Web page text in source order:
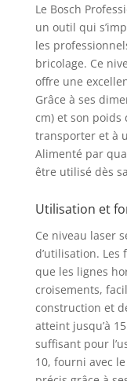
Le Bosch
un outil qui
les
bricolage. Ce
offre une
Grâce à ses
cm) et son poids
transporter et à
Alimenté par
être utilisé dès
Utilisation et
Ce niveau laser
d’utilisation.
que les lignes
croisements,
construction et
atteint jusqu’à
suffisant pour
10, fourni avec